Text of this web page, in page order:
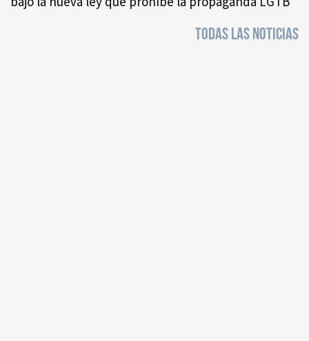
TODAS LAS NOTICIAS